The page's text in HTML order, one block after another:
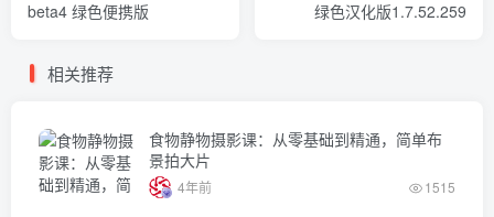
beta4 绿色便携版
绿色汉化版1.7.52.259
相关推荐
食物静物摄影课：从零基础到精通，简单布
景拍大片
4年前 1515